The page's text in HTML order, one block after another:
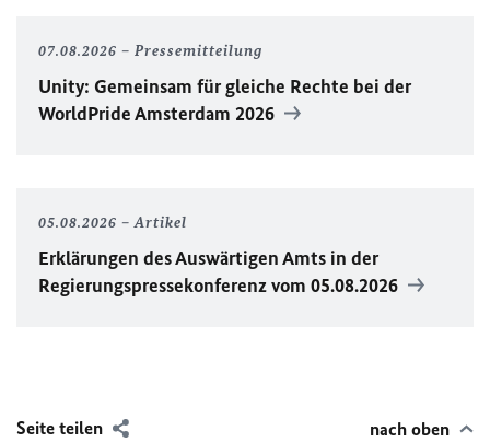
07.08.2026 Pressemitteilung
Unity: Gemeinsam für gleiche Rechte bei der
WorldPrideAmsterdam 2026
05.08.2026 Artikel
Erklärungen des Auswärtigen Amts in der
Regierungspressekonferenz vom 05.08.2026
Seite teilen nach oben